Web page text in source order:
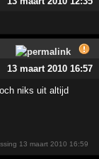
13 maart 2010 16:57
niks uit altijd
13 maart 2010 16:59